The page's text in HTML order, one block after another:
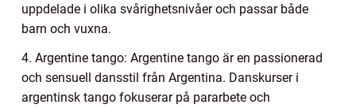
uppdelade i olika svårighetsnivåer och passar både
barn och vuxna.
4. Argentine tango: Argentine tango är en passionerad
och sensuell dansstil från Argentina. Danskurser i
argentinsk tango fokuserar på pararbete och